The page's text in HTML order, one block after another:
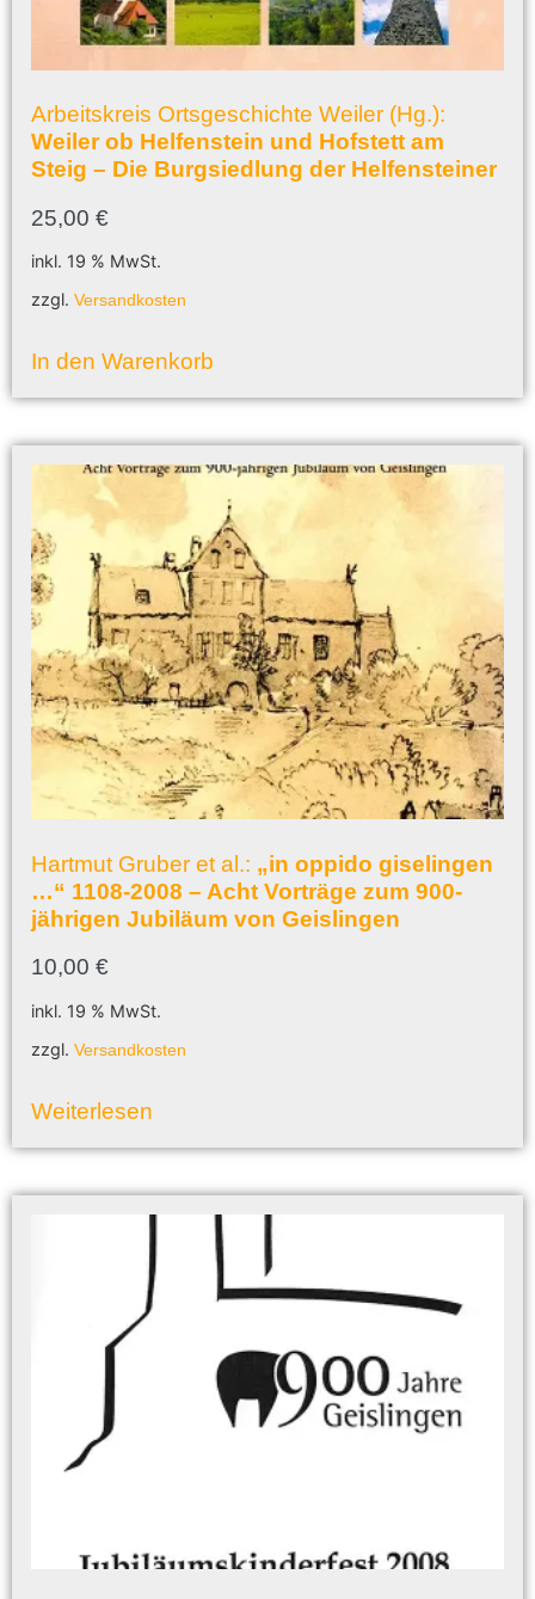
Arbeitskreis Ortsgeschichte Weiler (Hg.):
Weiler ob Helfenstein und Hofstett am
Steig – Die Burgsiedlung der Helfensteiner
25,00 €
inkl. 19 % MwSt.
zzgl. Versandkosten
In den Warenkorb
Hartmut Gruber et al.: „in oppido giselingen
…“ 1108-2008 – Acht Vorträge zum 900-
jährigen Jubiläum von Geislingen
10,00 €
inkl. 19 % MwSt.
zzgl. Versandkosten
Weiterlesen